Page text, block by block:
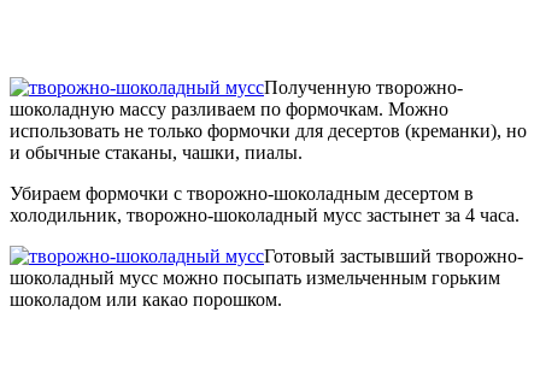
Полученную творожно-
шоколадную массу разливаем по формочкам. Можно
использовать не только формочки для десертов (креманки), но
и обычные стаканы, чашки, пиалы.
Убираем формочки с творожно-шоколадным десертом в
холодильник, творожно-шоколадный мусс застынет за 4 часа.
Готовый застывший творожно-
шоколадный мусс можно посыпать измельченным горьким
шоколадом или какао порошком.